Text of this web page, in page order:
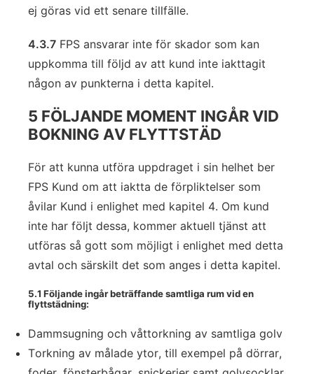
ej göras vid ett senare tillfälle.
4.3.7 FPS ansvarar inte för skador som kan
uppkomma till följd av att kund inte iakttagit
någon av punkterna i detta kapitel.
5 FÖLJANDE MOMENT INGÅR VID
BOKNING AV FLYTTSTÄD
För att kunna utföra uppdraget i sin helhet ber
FPS Kund om att iaktta de förpliktelser som
åvilar Kund i enlighet med kapitel 4. Om kund
inte har följt dessa, kommer aktuell tjänst att
utföras så gott som möjligt i enlighet med detta
avtal och särskilt det som anges i detta kapitel.
5.1 Följande ingår beträffande samtliga rum vid en
flyttstädning:
Dammsugning och våttorkning av samtliga golv
Torkning av målade ytor, till exempel på dörrar,